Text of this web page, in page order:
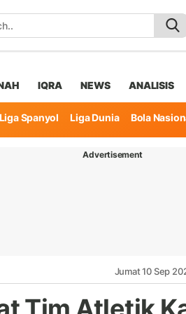
IQRA NEWS ANALISIS
Liga Spanyol Liga Dunia Bola
Advertisement
Jumat 10 Sep